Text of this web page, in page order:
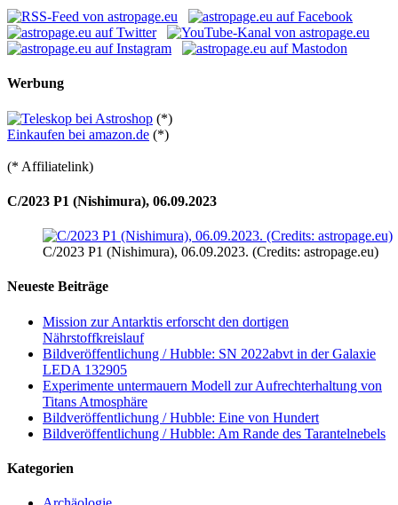
Werbung
(*)
Einkaufen bei amazon.de (*)
(* Affiliatelink)
C/2023 P1 (Nishimura), 06.09.2023
C/2023 P1 (Nishimura), 06.09.2023. (Credits: astropage.eu)
Neueste Beiträge
Mission zur Antarktis erforscht den dortigen
Nährstoffkreislauf
Bildveröffentlichung / Hubble: SN 2022abvt in der Galaxie
LEDA 132905
Experimente untermauern Modell zur Aufrechterhaltung von
Titans Atmosphäre
Bildveröffentlichung / Hubble: Eine von Hundert
Bildveröffentlichung / Hubble: Am Rande des Tarantelnebels
Kategorien